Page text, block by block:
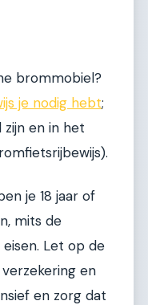
brommobiel?
je nodig hebt;
zijn en in het
je 18 jaar of
mits de
Let op de
en
en zorg dat